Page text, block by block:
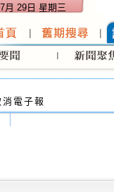
月 29日 星期三
電子報